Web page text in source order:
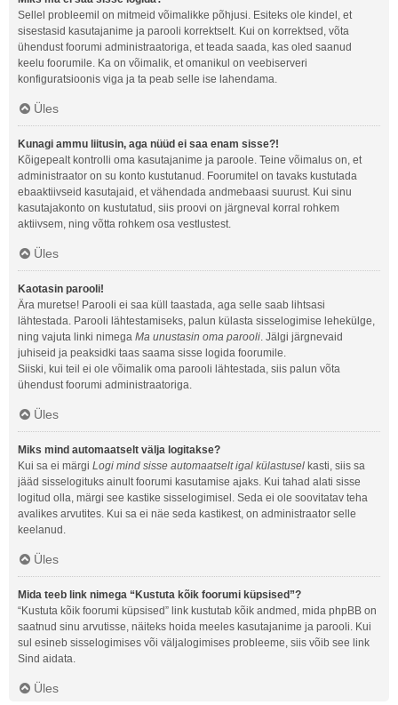
Sellel probleemil on mitmeid võimalikke põhjusi. Esiteks ole kindel, et
sisestasid kasutajanime ja parooli korrektselt. Kui on korrektsed, võta
ühendust foorumi administraatoriga, et teada saada, kas oled saanud
keelu foorumile. Ka on võimalik, et omanikul on veebiserveri
konfiguratsioonis viga ja ta peab selle ise lahendama.
Üles
Kunagi ammu liitusin, aga nüüd ei saa enam sisse?!
Kõigepealt kontrolli oma kasutajanime ja paroole. Teine võimalus on, et
administraator on su konto kustutanud. Foorumitel on tavaks kustutada
ebaaktiivseid kasutajaid, et vähendada andmebaasi suurust. Kui sinu
kasutajakonto on kustutatud, siis proovi on järgneval korral rohkem
aktiivsem, ning võtta rohkem osa vestlustest.
Üles
Kaotasin parooli!
Ära muretse! Parooli ei saa küll taastada, aga selle saab lihtsasi
lähtestada. Parooli lähtestamiseks, palun külasta sisselogimise lehekülge,
ning vajuta linki nimega Ma unustasin oma parooli. Jälgi järgnevaid
juhiseid ja peaksidki taas saama sisse logida foorumile.
Siiski, kui teil ei ole võimalik oma parooli lähtestada, siis palun võta
ühendust foorumi administraatoriga.
Üles
Miks mind automaatselt välja logitakse?
Kui sa ei märgi Logi mind sisse automaatselt igal külastusel kasti, siis sa
jääd sisselogituks ainult foorumi kasutamise ajaks. Kui tahad alati sisse
logitud olla, märgi see kastike sisselogimisel. Seda ei ole soovitatav teha
avalikes arvutites. Kui sa ei näe seda kastikest, on administraator selle
keelanud.
Üles
Mida teeb link nimega “Kustuta kõik foorumi küpsised”?
“Kustuta kõik foorumi küpsised” link kustutab kõik andmed, mida phpBB on
saatnud sinu arvutisse, näiteks hoida meeles kasutajanime ja parooli. Kui
sul esineb sisselogimises või väljalogimises probleeme, siis võib see link
Sind aidata.
Üles